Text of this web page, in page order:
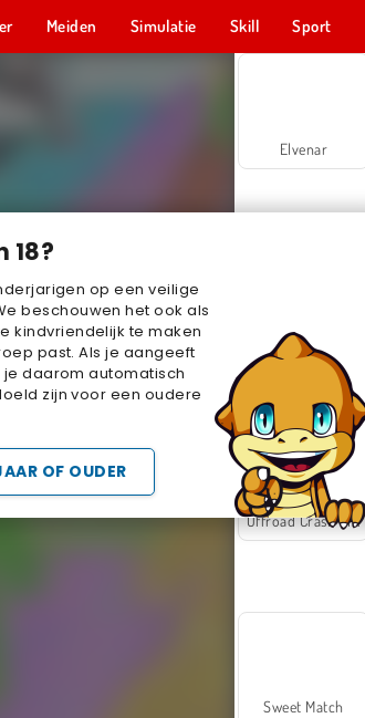
18?
op een veilige
beschouwen het ook als
kindvriendelijk te maken
past. Als je aangeeft
daarom automatisch
zijn voor een oudere
OF OUDER
Meiden Simulatie Skill Sport
Elvenar
Offroad Crash Climber 4X4
Sweet Match